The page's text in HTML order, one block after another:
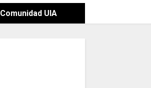
Comunidad UIA